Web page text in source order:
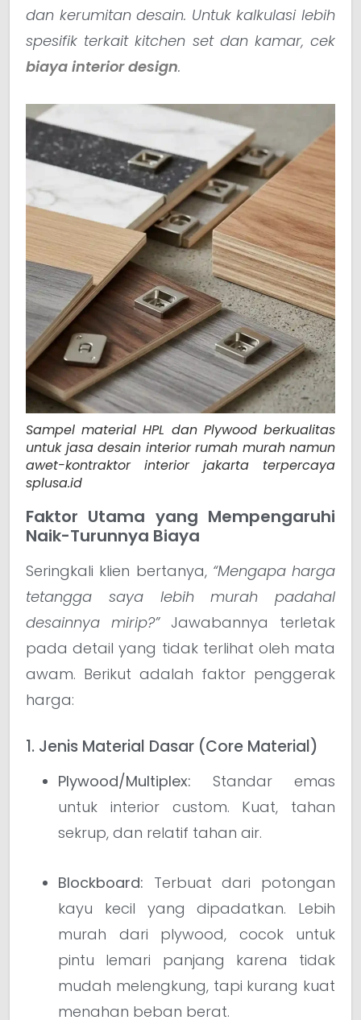
dan kerumitan desain. Untuk kalkulasi lebih
spesifik terkait kitchen set dan kamar, cek
biaya interior design.
Sampel material HPL dan Plywood berkualitas
untuk jasa desain interior rumah murah namun
awet-kontraktor interior jakarta terpercaya
splusa.id
Faktor Utama yang Mempengaruhi
Naik-Turunnya Biaya
Seringkali klien bertanya, “Mengapa harga
tetangga saya lebih murah padahal
desainnya mirip?”Jawabannya terletak
pada detail yang tidak terlihat oleh mata
awam. Berikut adalah faktor penggerak
harga:
1. Jenis Material Dasar (Core Material)
Plywood/Multiplex: Standar emas
untuk interior custom. Kuat, tahan
sekrup, dan relatif tahan air.
Blockboard: Terbuat dari potongan
kayu kecil yang dipadatkan. Lebih
murah dari plywood, cocok untuk
pintu lemari panjang karena tidak
mudah melengkung, tapi kurang kuat
menahan beban berat.